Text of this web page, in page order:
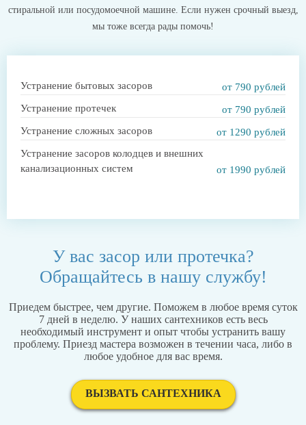
стиральной или посудомоечной машине. Если нужен срочный выезд,
мы тоже всегда рады помочь!
Устранение бытовых засоров
от 790 рублей
Устранение протечек
от 790 рублей
Устранение сложных засоров
от 1290 рублей
Устранение засоров колодцев и внешних
канализационных систем
от 1990 рублей
У вас засор или протечка?
Обращайтесь в нашу службу!
Приедем быстрее, чем другие. Поможем в любое время суток
7 дней в неделю. У наших сантехников есть весь
необходимый инструмент и опыт чтобы устранить вашу
проблему. Приезд мастера возможен в течении часа, либо в
любое удобное для вас время.
ВЫЗВАТЬ САНТЕХНИКА